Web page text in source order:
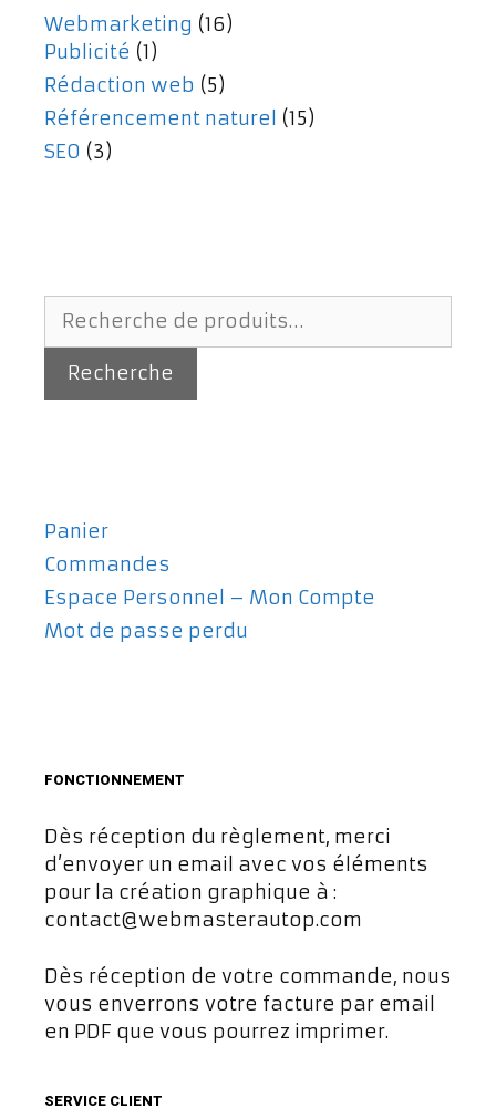
Webmarketing (16)
Publicité (1)
Rédaction web (5)
Référencement naturel (15)
SEO (3)
Recherche
pour :
Recherche
Panier
Commandes
Espace Personnel – Mon Compte
Mot de passe perdu
FONCTIONNEMENT
Dès réception du règlement, merci
d’envoyer un email avec vos éléments
pour la création graphique à :
contact@webmasterautop.com
Dès réception de votre commande, nous
vous enverrons votre facture par email
en PDF que vous pourrez imprimer.
SERVICE CLIENT